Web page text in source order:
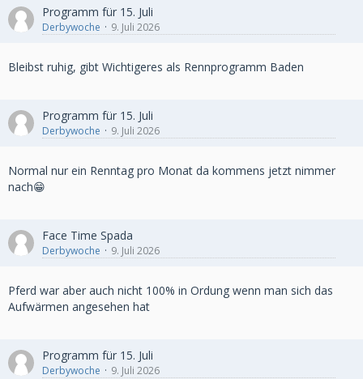
Programm für 15. Juli
Derbywoche 9. Juli 2026
Bleibst ruhig, gibt Wichtigeres als Rennprogramm Baden
Programm für 15. Juli
Derbywoche 9. Juli 2026
Normal nur ein Renntag pro Monat da kommens jetzt nimmer
nach😁
Face Time Spada
Derbywoche 9. Juli 2026
Pferd war aber auch nicht 100% in Ordung wenn man sich das
Aufwärmen angesehen hat
Programm für 15. Juli
Derbywoche 9. Juli 2026